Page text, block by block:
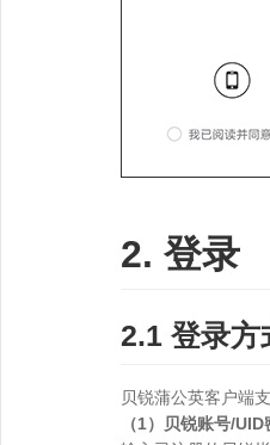
2. 登录
2.1 登录方
贝锐蒲公英客户端
（1）贝锐账号/